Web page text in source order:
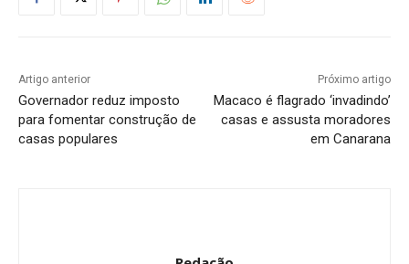
Artigo anterior
Governador reduz imposto
para fomentar construção de
casas populares
Próximo artigo
Macaco é flagrado ‘invadindo’
casas e assusta moradores
em Canarana